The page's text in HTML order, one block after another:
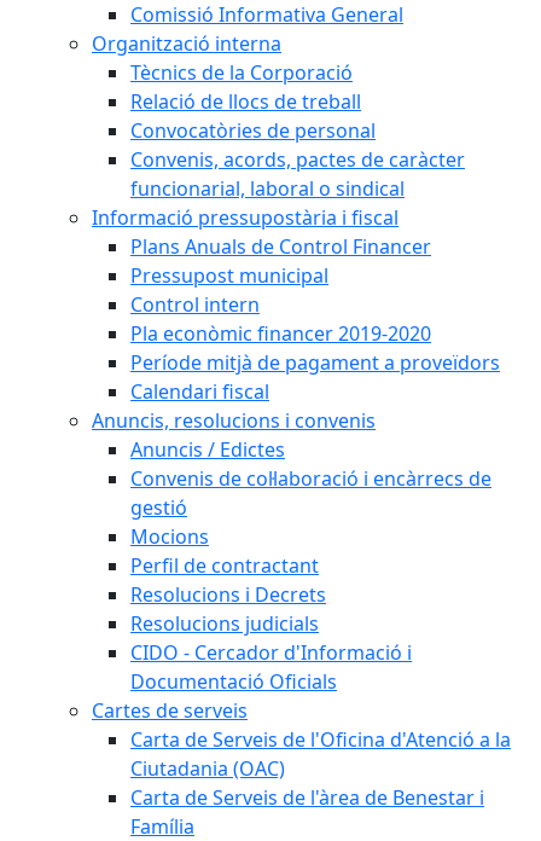
Comissió Informativa General
Organització interna
Tècnics de la Corporació
Relació de llocs de treball
Convocatòries de personal
Convenis, acords, pactes de caràcter
funcionarial, laboral o sindical
Informació pressupostària i fiscal
Plans Anuals de Control Financer
Pressupost municipal
Control intern
Pla econòmic financer 2019-2020
Període mitjà de pagament a proveïdors
Calendari fiscal
Anuncis, resolucions i convenis
Anuncis / Edictes
Convenis de col·laboració i encàrrecs de
gestió
Mocions
Perfil de contractant
Resolucions i Decrets
Resolucions judicials
CIDO - Cercador d'Informació i
Documentació Oficials
Cartes de serveis
Carta de Serveis de l'Oficina d'Atenció a la
Ciutadania (OAC)
Carta de Serveis de l'àrea de Benestar i
Família